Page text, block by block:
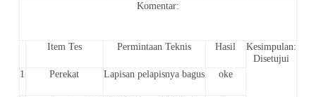
Komentar:
Item Tes Permintaan Teknis Hasil
Kesimpulan:
Disetujui
1
Perekat Lapisan pelapisnya bagus oke